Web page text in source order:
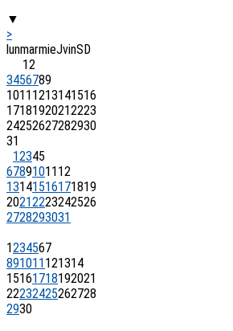
▼
>
lunmarmieJvinS D
12
3456789
1011 1213141516
17181920212223
24252627282930
31
12345
67891011 12
13141516171819
20212223242526
2728293031
1234567
891011 121314
15161718192021
22232425262728
2930